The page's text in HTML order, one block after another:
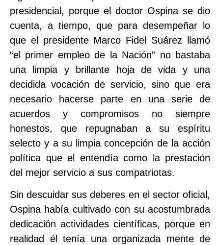
presidencial, porque el doctor Ospina se dio
cuenta, a tiempo, que para desempeñar lo
que el presidente Marco Fidel Suárez llamó
“el primer empleo de la Nación” no bastaba
una limpia y brillante hoja de vida y una
decidida vocación de servicio, sino que era
necesario hacerse parte en una serie de
acuerdos y compromisos no siempre
honestos, que repugnaban a su espíritu
selecto y a su limpia concepción de la acción
política que el entendía como la prestación
del mejor servicio a sus compatriotas.
Sin descuidar sus deberes en el sector oficial,
Ospina había cultivado con su acostumbrada
dedicación actividades científicas, porque en
realidad él tenía una organizada mente de